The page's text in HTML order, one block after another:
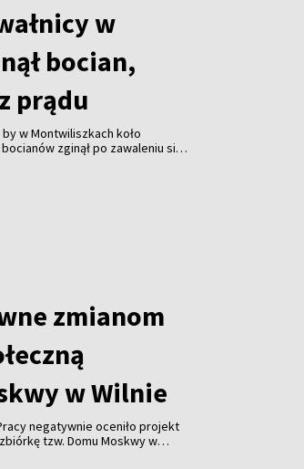
w
bocian,
prądu
w Montwiliszkach koło
zginął po zawaleniu się
zmianom
w Wilnie
negatywnie oceniło projekt
tzw. Domu Moskwy w